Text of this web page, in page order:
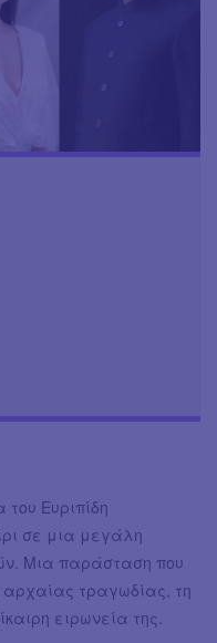
Ευριπίδη
σε μια μεγάλη
Μια παράσταση που
τραγωδίας, τη
ειρωνεία της.